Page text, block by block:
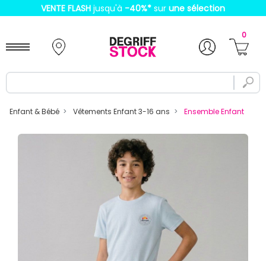
VENTE FLASH jusqu'à -40%* sur une sélection
0
Enfant & Bébé Vêtements Enfant 3-16 ans Ensemble Enfant